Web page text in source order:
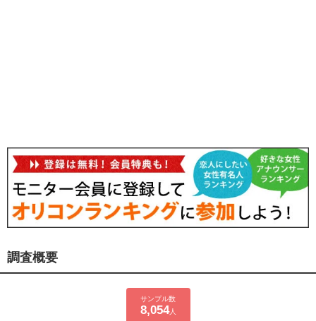
調査概要
サンプル数
8,054人